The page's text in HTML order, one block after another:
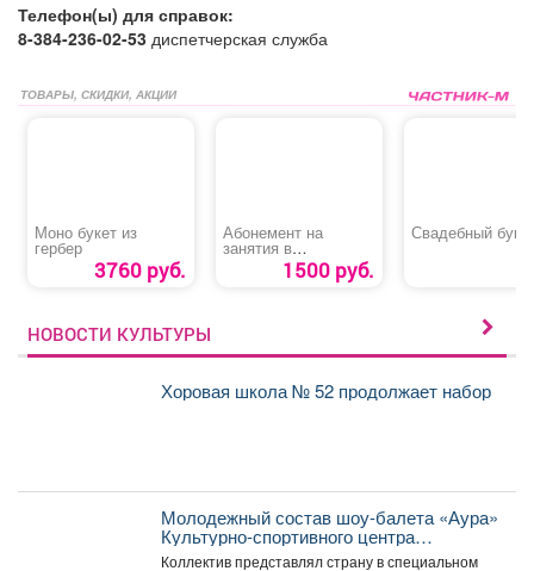
Телефон(ы) для справок:
8-384-236-02-53 диспетчерская служба
ТОВАРЫ, СКИДКИ, АКЦИИ
Моно букет из
гербер
3760 руб.
Абонемент на
занятия в
тренажерном зале
для детей до 18 лет
1500 руб.
Свадебный
НОВОСТИ КУЛЬТУРЫ
Хоровая школа № 52 продолжает набор
Молодежный состав шоу-балета «Аура»
Культурно-спортивного центра
металлургов победил в международном
Коллектив представлял страну в специальном